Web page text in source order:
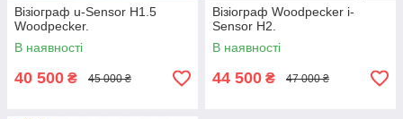
Візіограф u-Sensor H1.5
Woodpecker.
В наявності
40 500 ₴ 45 000 ₴
Візіограф Woodpecker i-
Sensor H2.
В наявності
44 500 ₴ 47 000 ₴